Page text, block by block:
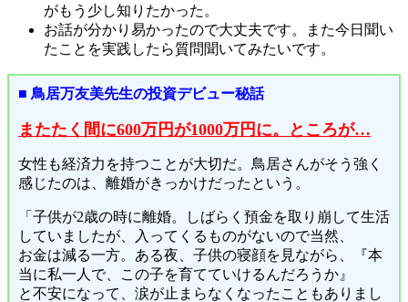
がもう少し知りたかった。
お話が分かり易かったので大丈夫です。また今日聞い
たことを実践したら質問聞いてみたいです。
■ 鳥居万友美先生の投資デビュー秘話
またたく間に600万円が1000万円に。ところが…
女性も経済力を持つことが大切だ。鳥居さんがそう強く
感じたのは、離婚がきっかけだったという。
「子供が2歳の時に離婚。しばらく預金を取り崩して生活
していましたが、入ってくるものがないので当然、
お金は減る一方。ある夜、子供の寝顔を見ながら、『本
当に私一人で、この子を育てていけるんだろうか』
と不安になって、涙が止まらなくなったこともありまし